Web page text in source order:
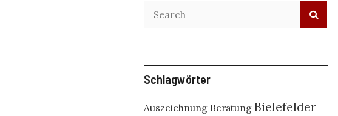
Schlagwörter
Auszeichnung Beratung Bielefelder